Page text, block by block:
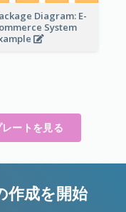
Diagram: E-
System
ートを見る
作成を開始